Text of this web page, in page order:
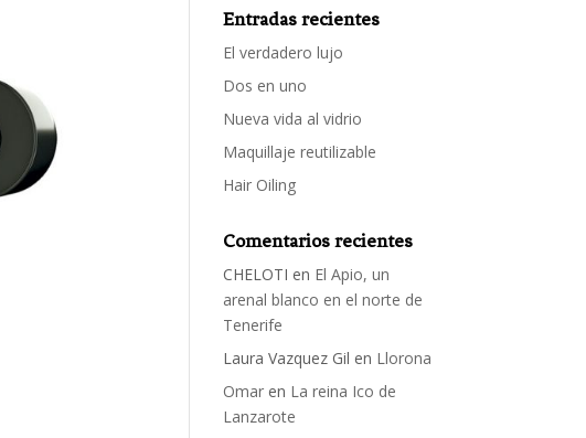
Entradas recientes
El verdadero lujo
Dos en uno
Nueva vida al vidrio
Maquillaje reutilizable
Hair Oiling
Comentarios recientes
CHELOTI en El Apio, un
arenal blanco en el norte de
Tenerife
Laura Vazquez Gil en Llorona
Omar en La reina Ico de
Lanzarote